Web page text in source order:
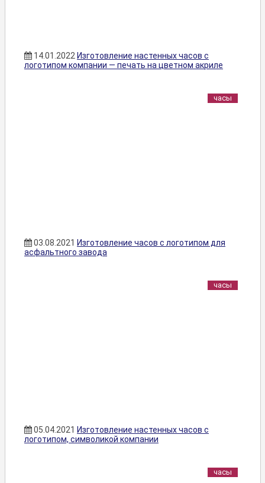
14.01.2022 Изготовление настенных часов с
логотипом компании — печать на цветном акриле
часы
03.08.2021 Изготовление часов с логотипом для
асфальтного завода
часы
05.04.2021 Изготовление настенных часов с
логотипом, символикой компании
часы